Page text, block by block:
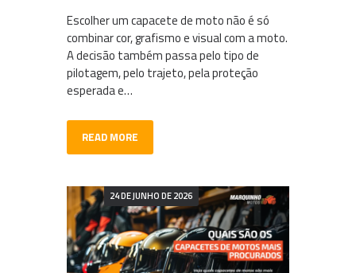
Escolher um capacete de moto não é só
combinar cor, grafismo e visual com a moto.
A decisão também passa pelo tipo de
pilotagem, pelo trajeto, pela proteção
esperada e…
READ MORE
24 DE JUNHO DE 2026